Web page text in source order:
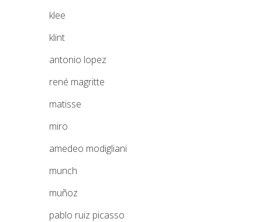
klee
klint
antonio lopez
rené magritte
matisse
miro
amedeo modigliani
munch
muñoz
pablo ruiz picasso